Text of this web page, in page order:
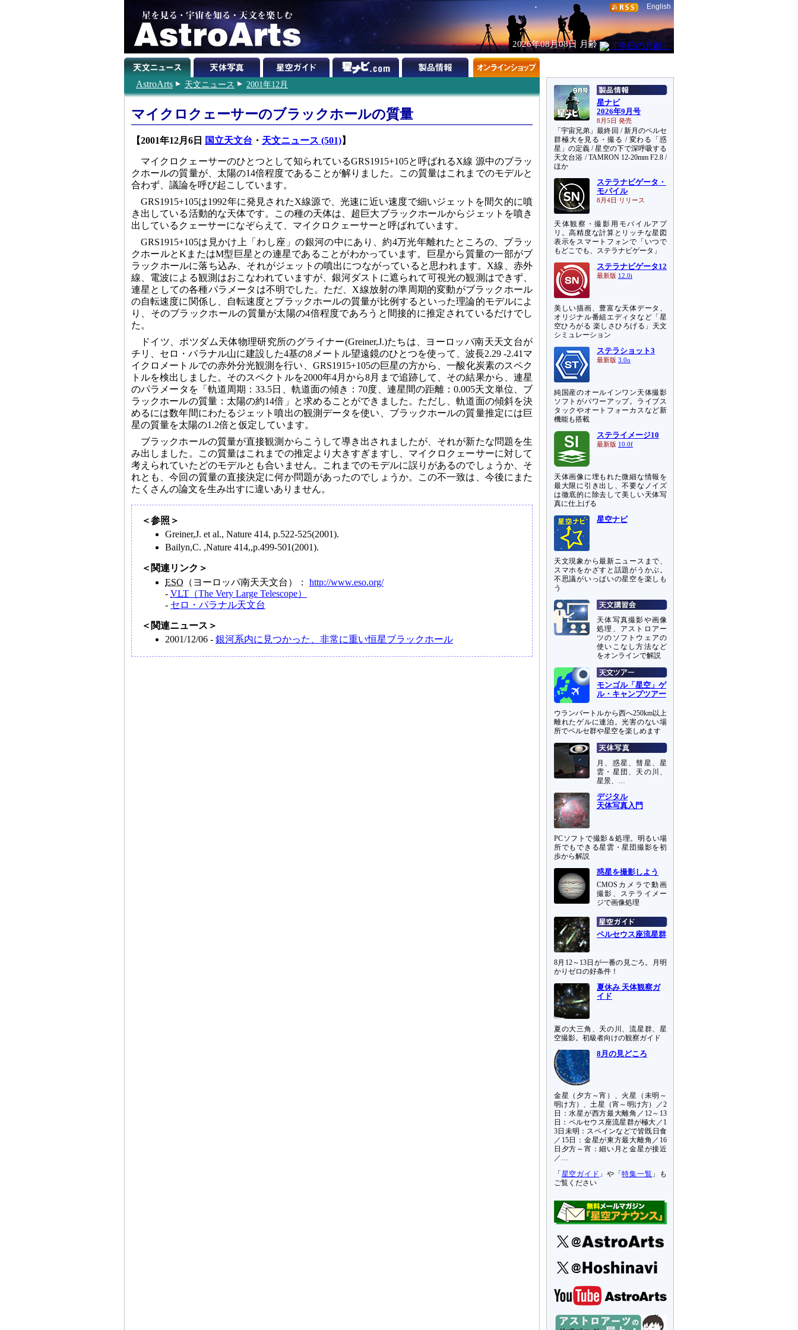
English
2026年08月08日 月齢
AstroArts 天文ニュース 2001年12月
マイクロクェーサーのブラックホールの質量
【2001年12月6日 国立天文台 ・ 天文ニュース (501)】
マイクロクェーサーのひとつとして知られているGRS1915+105と呼ばれるX線 源中のブラッ
クホールの質量が、太陽の14倍程度であることが解りました。この質量はこれまでのモデルと
合わず、議論を呼び起こしています。
GRS1915+105は1992年に発見されたX線源で、光速に近い速度で細いジェットを間欠的に噴
き出している活動的な天体です。この種の天体は、超巨大ブラックホールからジェットを噴き
出しているクェーサーになぞらえて、マイクロクェーサーと呼ばれています。
GRS1915+105は見かけ上「わし座」の銀河の中にあり、約4万光年離れたところの、ブラッ
クホールとKまたはM型巨星との連星であることがわかっています。巨星から質量の一部がブ
ラックホールに落ち込み、それがジェットの噴出につながっていると思われます。X線、赤外
線、電波による観測はおこなわれていますが、銀河ダストに遮られて可視光の観測はできず、
連星としての各種パラメータは不明でした。ただ、X線放射の準周期的変動がブラックホール
の自転速度に関係し、自転速度とブラックホールの質量が比例するといった理論的モデルによ
り、そのブラックホールの質量が太陽の4倍程度であろうと間接的に推定されているだけでし
た。
ドイツ、ポツダム天体物理研究所のグライナー(Greiner,J.)たちは、ヨーロッパ南天天文台が
チリ、セロ・パラナル山に建設した4基の8メートル望遠鏡のひとつを使って、波長2.29 -2.41マ
イクロメートルでの赤外分光観測を行い、GRS1915+105の巨星の方から、一酸化炭素のスペク
トルを検出しました。そのスペクトルを2000年4月から8月まで追跡して、その結果から、連星
のパラメータを「軌道周期：33.5日、軌道面の傾き：70度、連星間の距離：0.005天文単位、ブ
ラックホールの質量：太陽の約14倍」と求めることができました。ただし、軌道面の傾斜を決
めるには数年間にわたるジェット噴出の観測データを使い、ブラックホールの質量推定には巨
星の質量を太陽の1.2倍と仮定しています。
ブラックホールの質量が直接観測からこうして導き出されましたが、それが新たな問題を生
み出しました。この質量はこれまでの推定より大きすぎますし、マイクロクェーサーに対して
考えられていたどのモデルとも合いません。これまでのモデルに誤りがあるのでしょうか、そ
れとも、今回の質量の直接決定に何か問題があったのでしょうか。この不一致は、今後にまた
たくさんの論文を生み出すに違いありません。
＜参照＞
Greiner,J. et al., Nature 414, p.522-525(2001).
Bailyn,C. ,Nature 414,,p.499-501(2001).
＜関連リンク＞
ESO （ヨーロッパ南天天文台）： http://www.eso.org/
- VLT （The Very Large Telescope）
- セロ・パラナル天文台
＜関連ニュース＞
2001/12/06 - 銀河系内に見つかった、非常に重い恒星ブラックホール
星ナビ
2026年9月号
8月5日 発売
「宇宙兄弟」最終回 / 新月のペルセ
群極大を見る・撮る / 変わる「惑
星」の定義 / 星空の下で深呼吸する
天文台浴 / TAMRON 12-20mm F2.8 /
ほか
ステラナビゲータ・
モバイル
8月4日 リリース
天体観察・撮影用モバイルアプ
リ。高精度な計算とリッチな星図
表示をスマートフォンで「いつで
もどこでも、ステラナビゲータ」
ステラナビゲータ12
最新版 12.0i
美しい描画、豊富な天体データ、
オリジナル番組エディタなど「星
空ひろがる 楽しさひろげる」天文
シミュレーション
ステラショット3
最新版 3.0o
純国産のオールインワン天体撮影
ソフトがパワーアップ。ライブス
タックやオートフォーカスなど新
機能も搭載
ステライメージ10
最新版 10.0f
天体画像に埋もれた微細な情報を
最大限に引き出し、不要なノイズ
は徹底的に除去して美しい天体写
真に仕上げる
星空ナビ
天文現象から最新ニュースまで、
スマホをかざすと話題がうかぶ。
不思議がいっぱいの星空を楽しも
う
天体写真撮影や画像
処理、アストロアー
ツのソフトウェアの
使いこなし方法など
をオンラインで解説
モンゴル「星空」ゲ
ル・キャンプツアー
ウランバートルから西へ250km以上
離れたゲルに連泊。光害のない場
所でペルセ群や星空を楽しめます
月、惑星、彗星、星
雲・星団、天の川、
星景、…
デジタル
天体写真入門
PCソフトで撮影＆処理。明るい場
所でもできる星雲・星団撮影を初
歩から解説
惑星を撮影しよう
CMOSカメラで動画
撮影、ステライメー
ジで画像処理
ペルセウス座流星群
8月12～13日が一番の見ごろ。月明
かりゼロの好条件！
夏休み 天体観察ガ
イド
夏の大三角、天の川、流星群、星
空撮影。初級者向けの観察ガイド
8月の見どころ
金星（夕方～宵）、火星（未明～
明け方）、土星（宵～明け方）／2
日：水星が西方最大離角／12～13
日：ペルセウス座流星群が極大／1
3日未明：スペインなどで皆既日食
／15日：金星が東方最大離角／16
日夕方～宵：細い月と金星が接近
／…
「 星空ガイド 」や「特集一覧 」も
ご覧ください